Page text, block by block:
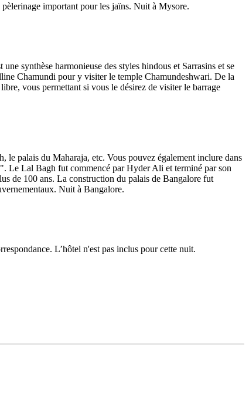
important pour les jaïns. Nuit à Mysore.
synthèse harmonieuse des styles hindous et Sarrasins et se
Chamundi pour y visiter le temple Chamundeshwari. De la
vous permettant si vous le désirez de visiter le barrage
le palais du Maharaja, etc. Vous pouvez également inclure dans
Le Lal Bagh fut commencé par Hyder Ali et terminé par son
de 100 ans. La construction du palais de Bangalore fut
Nuit à Bangalore.
L’hôtel n'est pas inclus pour cette nuit.